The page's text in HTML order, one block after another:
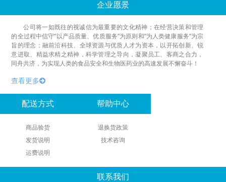
企业愿景
公司将一如既往的视诚信为最重要的文化精神；在经营决策和管理
的全过程中信守“以产品质量、优质服务”为原则和“为人类健康服务”为宗
旨的理念；融前沿科技、全球资源与优质人才为资本，以开拓创新、锐
意进取、精益求精之精神，科学管理之导向，凝聚员工、客商之合力，
同舟共济，为实现人类的食品安全和生物医药业的高速发展不懈奋斗！
查看更多
配送方式
商品验货
发货说明
运费说明
帮助中心
退换货政策
技术咨询
联系我们